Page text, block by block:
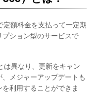
額料金を支払って一定期
ション型のサービスで
は異なり、更新をキャン
メジャーアップデートも
利用することができま